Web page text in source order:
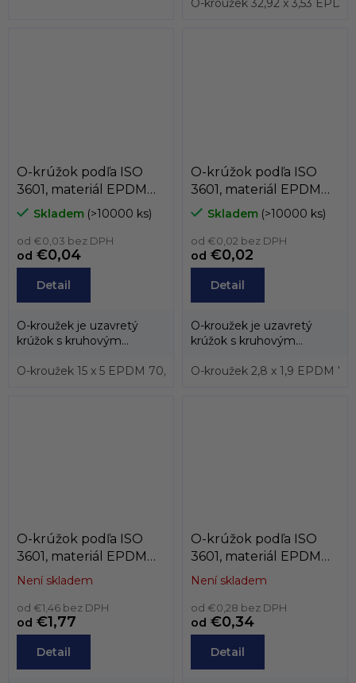
prevažne z...
O-kroužek 32,92 x 3,53
O-krúžok podľa ISO
3601, materiál EPDM
70, podľa vnútorného
priemeru, od 15mm do
29,87mm
Skladem (>10000 ks)
od €0,03 bez DPH
od €0,04
Detail
O-kroužek je uzavretý
krúžok s kruhovým
prevažne z...
O-kroužek 15 x 5 EPDM 70, ISO3601 O-kroužek 17,04 x
O-krúžok podľa ISO
3601, materiál EPDM
70, podľa vnútorného
priemeru, do 14,8mm
Skladem (>10000 ks)
od €0,02 bez DPH
od €0,02
Detail
O-kroužek je uzavretý
krúžok s kruhovým
prevažne z...
O-kroužek 2,8 x 1,9 EPDM
O-krúžok podľa ISO
3601, materiál EPDM
70, podľa prierezu,
Není skladem
od €1,46 bez DPH
od €1,77
Detail
O-krúžok podľa ISO
3601, materiál EPDM
70, podľa prierezu,
8mm
Není skladem
od €0,28 bez DPH
od €0,34
Detail